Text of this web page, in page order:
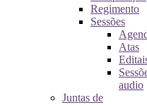
Regimento
Sessões
Atas
audio
Juntas de